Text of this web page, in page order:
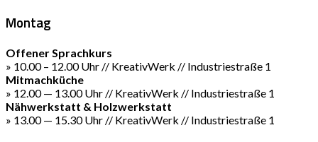
Montag
Offener Sprachkurs
» 10.00 – 12.00 Uhr // KreativWerk // Industriestraße 1
Mitmachküche
» 12.00 — 13.00 Uhr // KreativWerk // Industriestraße 1
Nähwerkstatt & Holzwerkstatt
» 13.00 — 15.30 Uhr // KreativWerk // Industriestraße 1